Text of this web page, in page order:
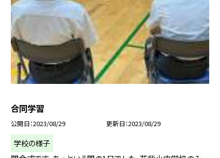
合同学習
公開日 2023/08/29 更新日 2023/08/29
学校の様子